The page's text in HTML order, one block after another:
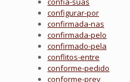
configurar-por
confirmada-nas
confirmada-pelo
confirmado-pela
conflitos-entre
conforme-pedido
conforme-prev